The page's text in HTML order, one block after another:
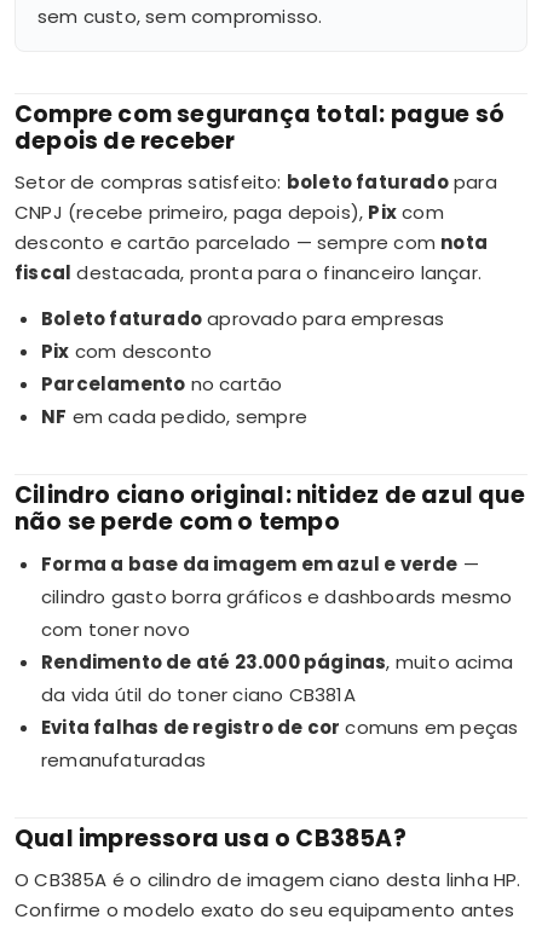
sem custo, sem compromisso.
Compre com segurança total: pague só
depois de receber
Setor de compras satisfeito: boleto faturadopara
CNPJ (recebe primeiro, paga depois), Pixcom
desconto e cartão parcelado — sempre com nota
fiscal destacada, pronta para o financeiro lançar.
Boleto faturadoaprovado para empresas
Pix com desconto
Parcelamento no cartão
NF em cada pedido, sempre
Cilindro ciano original: nitidez de azul que
não se perde com o tempo
Forma a base da imagem em azul e verde —
cilindro gasto borra gráficos e dashboards mesmo
com toner novo
Rendimento de até 23.000 páginas, muito acima
da vida útil do toner ciano CB381A
Evita falhas de registro de cor comuns em peças
remanufaturadas
Qual impressora usa o CB385A?
O CB385A é o cilindro de imagem ciano desta linha HP.
Confirme o modelo exato do seu equipamento antes